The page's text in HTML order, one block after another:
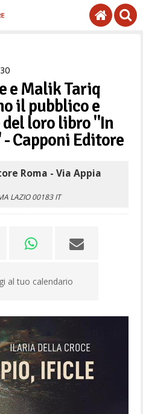
30
e Malik Tariq
il pubblico e
loro libro "In
Capponi Editore
Roma - Via Appia
LAZIO 00183 IT
al tuo calendario